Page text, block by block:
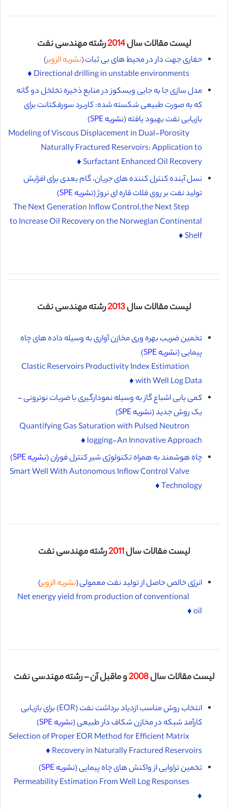
لیست مقالات سال2014رشته مهندسی نفت
حفاری جهت دار در محیط های بی ثبات (نشریه الزویر)
مدل سازی جا به جایی ویسکوز در منابع ذخیره تخلخل دو گانه
که به صورت طبیعی شکسته شده: کاربرد سورفکتانت برای
بازیابی نفت بهبود یافته (نشریه SPE
)
Modeling of Viscous Displacement in Dual-Porosity
Naturally Fractured Reservoirs: Application to
Surfactant Enhanced Oil Recovery ♦️
نسل آینده کنترل کننده های جریان، گام بعدی برای افزایش
تولید نفت بر روی فلات قاره ای نروژ (نشریه SPE
)
The Next Generation Inflow Control,the Next Step
to Increase Oil Recovery on the Norwegian Continental
Shelf ♦️
لیست مقالات سال2013رشته مهندسی نفت
تخمین ضریب بهره وری مخازن آواری به وسیله داده های چاه
پیمایی (نشریه SPE
)
Clastic Reservoirs Productivity Index Estimation
with Well Log Data ♦️
کمی یابی اشباع گاز به وسیله نمودارگیری با ضربات نوترونی –
یک روش جدید (نشریه SPE
)
Quantifying Gas Saturation with Pulsed Neutron
logging-An Innovative Approach ♦️
چاه هوشمند به همراه تکنولوژی شیر کنترل فوران (نشریه SPE
)
Smart Well With Autonomous Inflow Control Valve
Technology ♦️
لیست مقالات سال2011رشته مهندسی نفت
انرژی خالص حاصل از تولید نفت معمولی (نشریه الزویر)
Net energy yield from production of conventional
oil ♦️
لیست مقالات سال2008و ماقبل آن – رشته مهندسی نفت
انتخاب روش مناسب ازدیاد برداشت نفت (EOR) برای بازیابی
کارآمد شبکه در مخازن شکاف دار طبیعی (نشریه SPE
)
Selection of Proper EOR Method for Efficient Matrix
Recovery in Naturally Fractured Reservoirs ♦️
تخمین تراوایی از واکنش های چاه پیمایی (نشریه SPE
)
Permeability Estimation From Well Log Responses
♦️